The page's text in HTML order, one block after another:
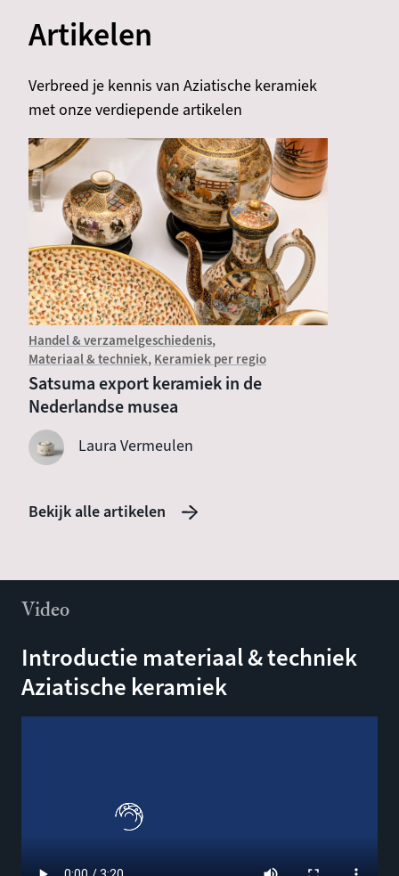
Artikelen
Verbreed je kennis van Aziatische keramiek
met onze verdiepende artikelen
Handel & verzamelgeschiedenis
Materiaal & techniek Keramiek per regio
Satsuma export keramiek in de
Nederlandse musea
Laura Vermeulen
Bekijk alle artikelen
Video
Introductie materiaal & techniek
Aziatische keramiek